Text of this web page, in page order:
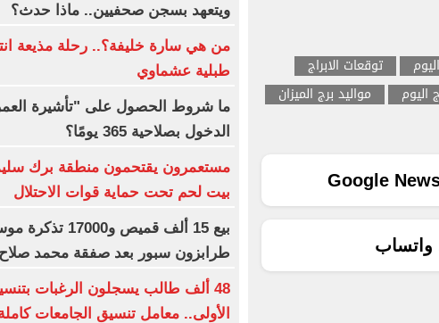
توقعات الابراج
اليوم
مواليد برج الميزان
واتساب
ويتعهد بسجن صحفيين.. ماذا حدث؟
من هي سارة خليفة؟.. رحلة مذيعة
طبلية عشماوي
ما شروط الحصول على "تأشيرة
الدخول بصلاحية 365 يومًا؟
مستعمرون يقتحمون منطقة برك
بيت لحم تحت حماية قوات الاحتلال
بيع 15 ألف قميص
طرابزون سبور بعد صفقة محمد صلاح
48 ألف طالب يسجلون الرغبات
الأولى.. معامل تنسيق الجامعات